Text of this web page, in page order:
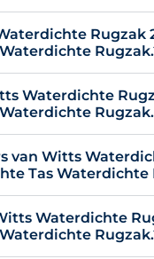
Rugzak
Waterdichte
van Witts
Tas Waterdichte
Waterdichte